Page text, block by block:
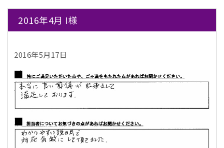
2016年4月 I様
2016年5月17日